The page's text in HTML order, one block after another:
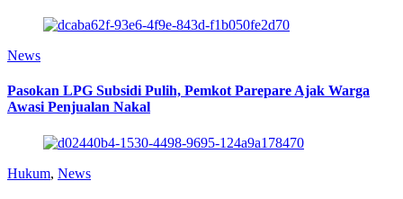
News
Pasokan LPG Subsidi Pulih, Pemkot Parepare Ajak Warga
Awasi Penjualan Nakal
Hukum, News